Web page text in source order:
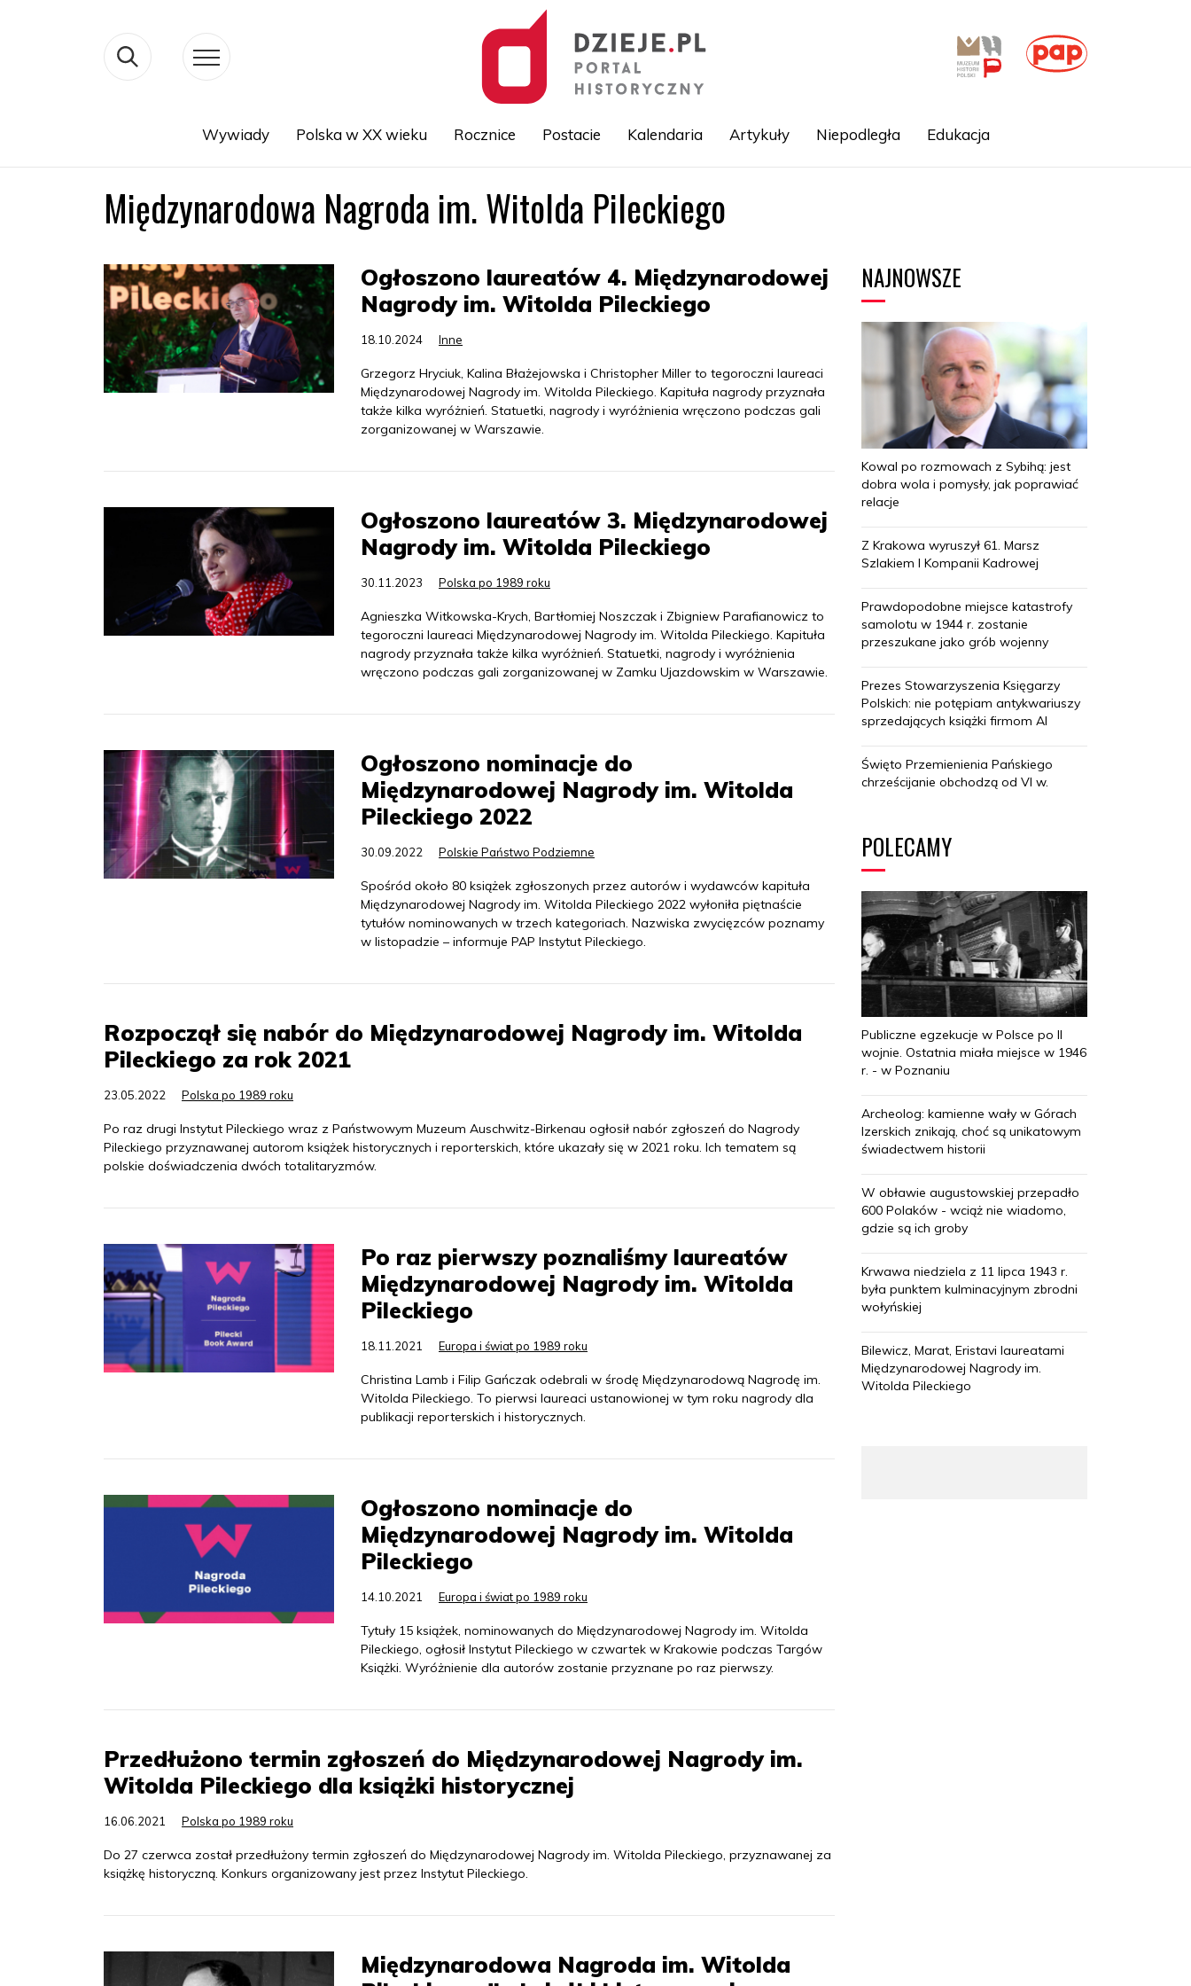
Przejdź
Wywiady Polska w XX wieku Rocznice Postacie Kalendaria Artykuły Niepodległa Edukacja
Międzynarodowa Nagroda im. Witolda Pileckiego
Ogłoszono laureatów 4. Międzynarodowej
Nagrody im. Witolda Pileckiego
18.10.2024 Inne
Grzegorz Hryciuk, Kalina Błażejowska i Christopher Miller to tegoroczni laureaci
Międzynarodowej Nagrody im. Witolda Pileckiego. Kapituła nagrody przyznała
także kilka wyróżnień. Statuetki, nagrody i wyróżnienia wręczono podczas gali
zorganizowanej w Warszawie.
Ogłoszono laureatów 3. Międzynarodowej
Nagrody im. Witolda Pileckiego
30.11.2023 Polska po 1989 roku
Agnieszka Witkowska-Krych, Bartłomiej Noszczak i Zbigniew Parafianowicz to
tegoroczni laureaci Międzynarodowej Nagrody im. Witolda Pileckiego. Kapituła
nagrody przyznała także kilka wyróżnień. Statuetki, nagrody i wyróżnienia
wręczono podczas gali zorganizowanej w Zamku Ujazdowskim w Warszawie.
Ogłoszono nominacje do
Międzynarodowej Nagrody im. Witolda
Pileckiego 2022
30.09.2022 Polskie Państwo Podziemne
Spośród około 80 książek zgłoszonych przez autorów i wydawców kapituła
Międzynarodowej Nagrody im. Witolda Pileckiego 2022 wyłoniła piętnaście
tytułów nominowanych w trzech kategoriach. Nazwiska zwycięzców poznamy
w listopadzie – informuje PAP Instytut Pileckiego.
Rozpoczął się nabór do Międzynarodowej Nagrody im. Witolda
Pileckiego za rok 2021
23.05.2022 Polska po 1989 roku
Po raz drugi Instytut Pileckiego wraz z Państwowym Muzeum Auschwitz-Birkenau ogłosił nabór zgłoszeń do Nagrody
Pileckiego przyznawanej autorom książek historycznych i reporterskich, które ukazały się w 2021 roku. Ich tematem są
polskie doświadczenia dwóch totalitaryzmów.
Po raz pierwszy poznaliśmy laureatów
Międzynarodowej Nagrody im. Witolda
Pileckiego
18.11.2021 Europa i świat po 1989 roku
Christina Lamb i Filip Gańczak odebrali w środę Międzynarodową Nagrodę im.
Witolda Pileckiego. To pierwsi laureaci ustanowionej w tym roku nagrody dla
publikacji reporterskich i historycznych.
Ogłoszono nominacje do
Międzynarodowej Nagrody im. Witolda
Pileckiego
14.10.2021 Europa i świat po 1989 roku
Tytuły 15 książek, nominowanych do Międzynarodowej Nagrody im. Witolda
Pileckiego, ogłosił Instytut Pileckiego w czwartek w Krakowie podczas Targów
Książki. Wyróżnienie dla autorów zostanie przyznane po raz pierwszy.
Przedłużono termin zgłoszeń do Międzynarodowej Nagrody im.
Witolda Pileckiego dla książki historycznej
16.06.2021 Polska po 1989 roku
Do 27 czerwca został przedłużony termin zgłoszeń do Międzynarodowej Nagrody im. Witolda Pileckiego, przyznawanej za
książkę historyczną. Konkurs organizowany jest przez Instytut Pileckiego.
Międzynarodowa Nagroda im. Witolda
NAJNOWSZE
Kowal po rozmowach z Sybihą: jest
dobra wola i pomysły, jak poprawiać
relacje
Z Krakowa wyruszył 61. Marsz
Szlakiem I Kompanii Kadrowej
Prawdopodobne miejsce katastrofy
samolotu w 1944 r. zostanie
przeszukane jako grób wojenny
Prezes Stowarzyszenia Księgarzy
Polskich: nie potępiam antykwariuszy
sprzedających książki firmom AI
Święto Przemienienia Pańskiego
chrześcijanie obchodzą od VI w.
POLECAMY
Publiczne egzekucje w Polsce po II
wojnie. Ostatnia miała miejsce w 1946
r. - w Poznaniu
Archeolog: kamienne wały w Górach
Izerskich znikają, choć są unikatowym
świadectwem historii
W obławie augustowskiej przepadło
600 Polaków - wciąż nie wiadomo,
gdzie są ich groby
Krwawa niedziela z 11 lipca 1943 r.
była punktem kulminacyjnym zbrodni
wołyńskiej
Bilewicz, Marat, Eristavi laureatami
Międzynarodowej Nagrody im.
Witolda Pileckiego